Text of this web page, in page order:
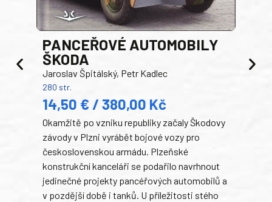
PANCEŘOVÉ AUTOMOBILY
ŠKODA
Jaroslav Špitálský, Petr Kadlec
280 str.
14,50 € / 380,00 Kč
Okamžitě po vzniku republiky začaly Škodovy
závody v Plzni vyrábět bojové vozy pro
československou armádu. Plzeňské
konstrukční kanceláři se podařilo navrhnout
jedinečné projekty pancéřových automobilů a
v pozdější době i tanků. U příležitosti stého